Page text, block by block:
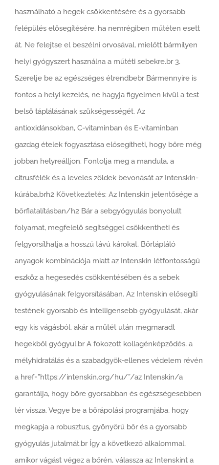
használható a hegek csökkentésére és a gyorsabb
felépülés elősegítésére, ha nemrégiben műtéten esett
át. Ne felejtse el beszélni orvosával, mielőtt bármilyen
helyi gyógyszert használna a műtéti sebekre.br 3.
Szerelje be az egészséges étrendbebr Bármennyire is
fontos a helyi kezelés, ne hagyja figyelmen kívül a test
belső táplálásának szükségességét. Az
antioxidánsokban, C-vitaminban és E-vitaminban
gazdag ételek fogyasztása elősegítheti, hogy bőre még
jobban helyreálljon. Fontolja meg a mandula, a
citrusfélék és a leveles zöldek bevonását az Intenskin-
kúrába.brh2 Következtetés: Az Intenskin jelentősége a
bőrfiatalításban/h2 Bár a sebgyógyulás bonyolult
folyamat, megfelelő segítséggel csökkentheti és
felgyorsíthatja a hosszú távú károkat. Bőrtápláló
anyagok kombinációja miatt az Intenskin létfontosságú
eszköz a hegesedés csökkentésében és a sebek
gyógyulásának felgyorsításában. Az Intenskin elősegíti
testének gyorsabb és intelligensebb gyógyulását, akár
egy kis vágásból, akár a műtét után megmaradt
hegekből gyógyul.br A fokozott kollagénképződés, a
mélyhidratálás és a szabadgyök-ellenes védelem révén
a href=”https://intenskin.org/hu/”/az Intenskin/a
garantálja, hogy bőre gyorsabban és egészségesebben
tér vissza. Vegye be a bőrápolási programjába, hogy
megkapja a robusztus, gyönyörű bőr és a gyorsabb
gyógyulás jutalmát.br Így a következő alkalommal,
amikor vágást végez a bőrén, válassza az Intenskint a